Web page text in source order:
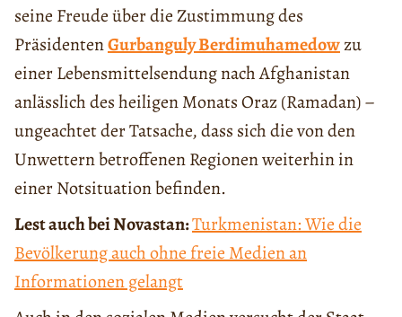
seine Freude über die Zustimmung des
PräsidentenGurbanguly Berdimuhamedowzu
einer Lebensmittelsendung nach Afghanistan
anlässlich des heiligen Monats Oraz (Ramadan) –
ungeachtet der Tatsache, dass sich die von den
Unwettern betroffenen Regionen weiterhin in
einer Notsituation befinden.
Lest auch bei Novastan:Turkmenistan: Wie die
Bevölkerung auch ohne freie Medien an
Informationen gelangt